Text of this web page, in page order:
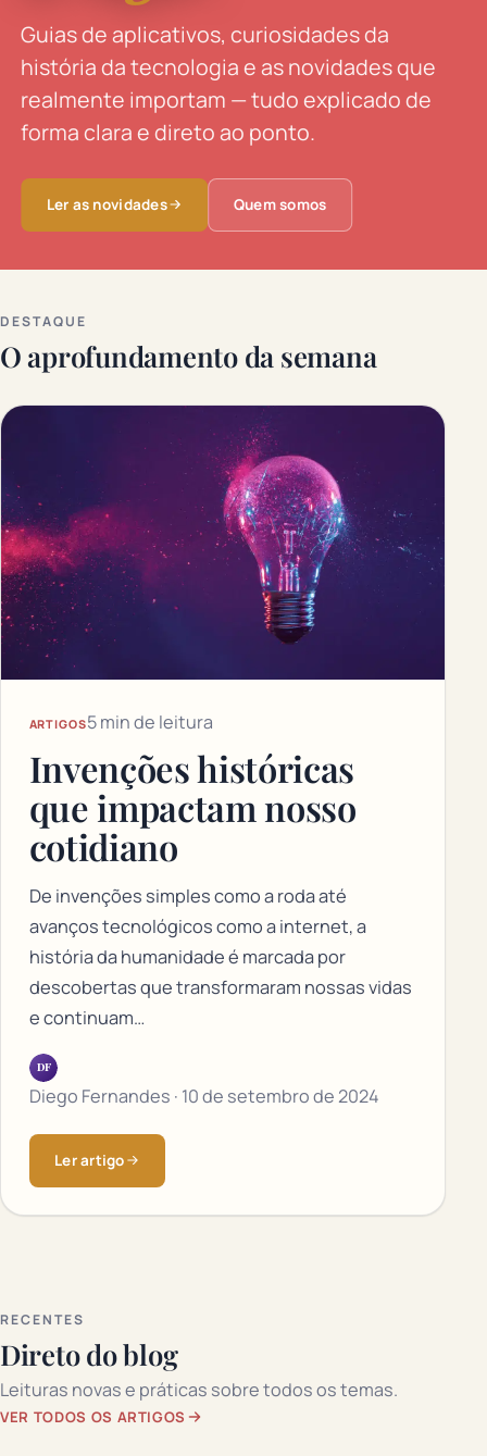
Guias de aplicativos, curiosidades da
história da tecnologia e as novidades que
realmente importam — tudo explicado de
forma clara e direto ao ponto.
Ler as novidades Quem somos
DESTAQUE
O aprofundamento da semana
ARTIGOS5 min de leitura
Invenções históricas
que impactam nosso
cotidiano
De invenções simples como a roda até
avanços tecnológicos como a internet, a
história da humanidade é marcada por
descobertas que transformaram nossas vidas
e continuam…
DF
Diego Fernandes · 10 de setembro de 2024
Ler artigo
RECENTES
Direto do blog
Leituras novas e práticas sobre todos os temas.
VER TODOS OS ARTIGOS